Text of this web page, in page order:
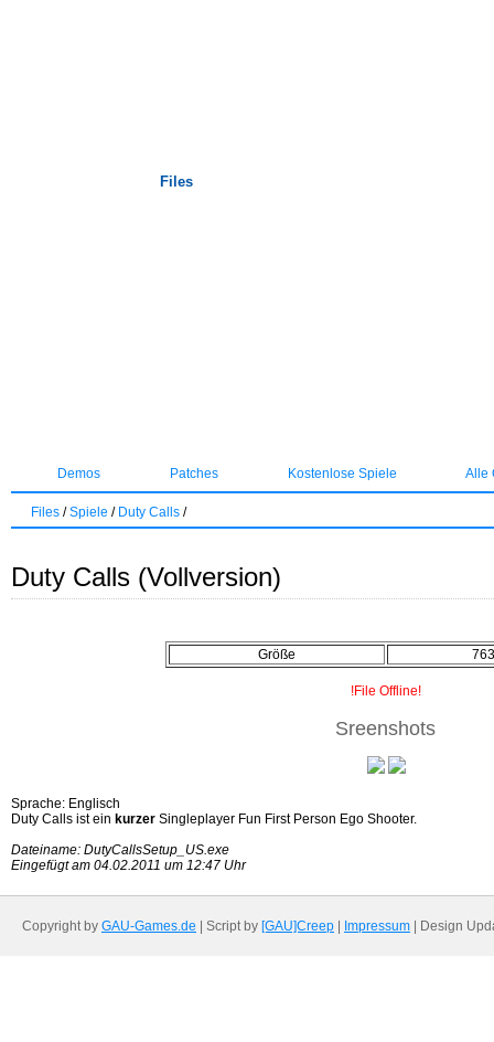
Files
Demos Patches Kostenlose Spiele Alle
Files /Spiele / Duty Calls /
Duty Calls (Vollversion)
Größe
!File Offline!
Sreenshots
Sprache: Englisch
Duty Calls ist ein kurzer Singleplayer Fun First Person Ego Shooter.
Dateiname: DutyCallsSetup_US.exe
Eingefügt am 04.02.2011 um 12:47 Uhr
Copyright by GAU-Games.de | Script by [GAU]Creep Impressum | Design